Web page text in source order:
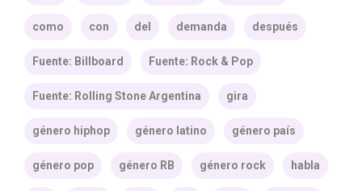
como con del demanda después
Fuente: Billboard Fuente: Rock & Pop
Fuente: Rolling Stone Argentina gira
género hiphop género latino género país
género pop género RB género rock habla